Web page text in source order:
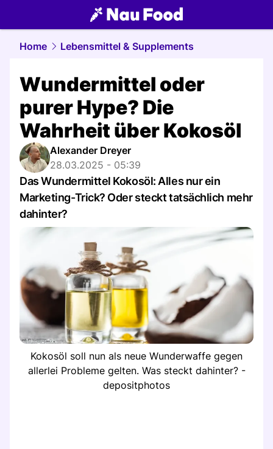
food.NAU.ch
Home Lebensmittel & Supplements
Wundermittel oder
purer Hype? Die
Wahrheit über Kokosöl
Alexander Dreyer
28.03.2025 - 05:39
Das Wundermittel Kokosöl: Alles nur ein
Marketing-Trick? Oder steckt tatsächlich mehr
dahinter?
Kokosöl soll nun als neue Wunderwaffe gegen
allerlei Probleme gelten. Was steckt dahinter? -
depositphotos